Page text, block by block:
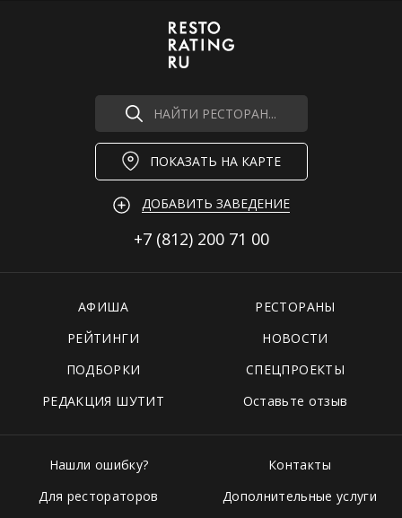
НАЙТИ РЕСТОРАН...
ПОКАЗАТЬ НА КАРТЕ
ДОБАВИТЬ ЗАВЕДЕНИЕ
+7 (812) 200 71 00
АФИША
РЕСТОРАНЫ
РЕЙТИНГИ
НОВОСТИ
ПОДБОРКИ
СПЕЦПРОЕКТЫ
РЕДАКЦИЯ ШУТИТ
Оставьте отзыв
Нашли ошибку?
Для рестораторов
Контакты
Дополнительные услуги